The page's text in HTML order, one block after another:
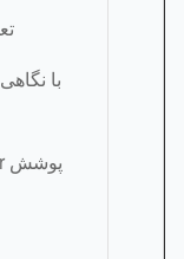
تعداد برش: 2 عدد.
با نگاهی